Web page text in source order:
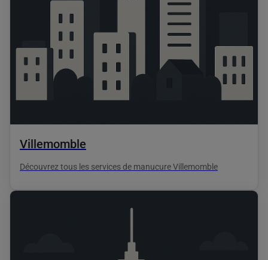
Villemomble
Découvrez tous les services de manucure Villemomble